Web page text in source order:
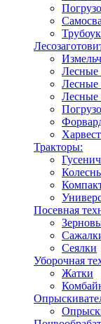
Лесные
Лесные
Лесные
Тракторы:
Посевная
Сеялки
Уборочная
Жатки